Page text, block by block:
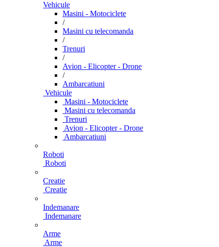
Vehicule
Masini - Motociclete
/
Masini cu telecomanda
/
Trenuri
/
Avion - Elicopter - Drone
/
Ambarcatiuni
Vehicule
Masini - Motociclete
Masini cu telecomanda
Trenuri
Avion - Elicopter - Drone
Ambarcatiuni
Roboti
Roboti
Creatie
Creatie
Indemanare
Indemanare
Arme
Arme